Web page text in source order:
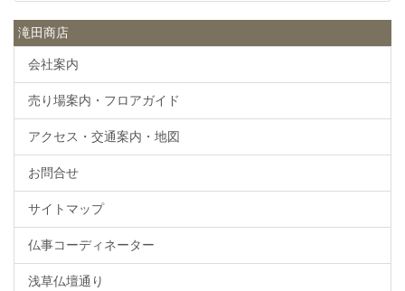
滝田商店
会社案内
売り場案内・フロアガイド
アクセス・交通案内・地図
お問合せ
サイトマップ
仏事コーディネーター
浅草仏壇通り